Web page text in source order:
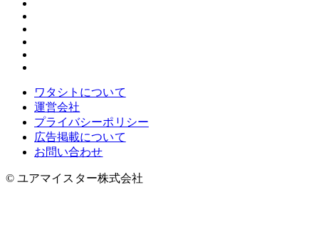
ワタシトについて
運営会社
プライバシーポリシー
広告掲載について
お問い合わせ
© ユアマイスター株式会社